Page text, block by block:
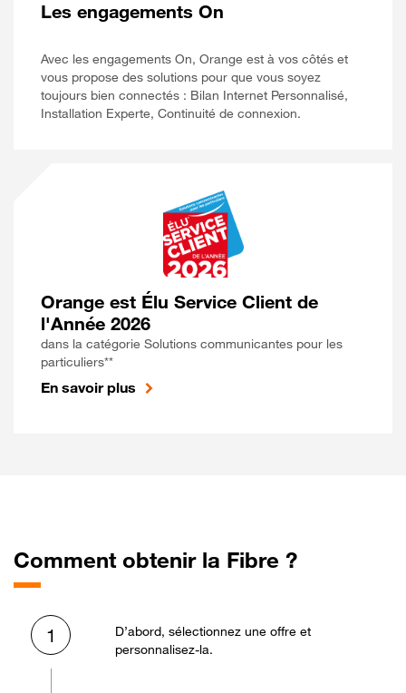
Les engagements On
Avec les engagements On, Orange est à vos côtés et
vous propose des solutions pour que vous soyez
toujours bien connectés : Bilan Internet Personnalisé,
Installation Experte, Continuité de connexion.
Orange est Élu Service Client de
l'Année 2026
dans la catégorie Solutions communicantes pour les
particuliers**
En savoir plus
Comment obtenir la Fibre ?
1
D’abord, sélectionnez une offre et
personnalisez-la.